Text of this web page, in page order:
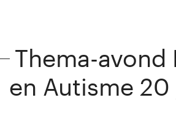
Thema-avond
en Autisme 20